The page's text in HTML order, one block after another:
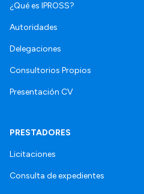
¿Qué es IPROSS?
Autoridades
Delegaciones
Consultorios Propios
Presentación CV
PRESTADORES
Licitaciones
Consulta de expedientes